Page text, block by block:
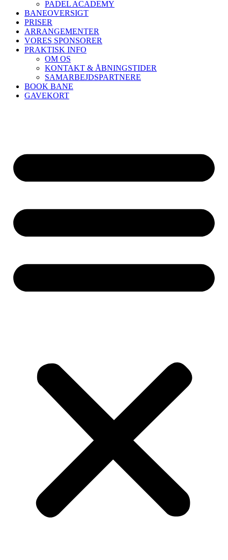
PADEL ACADEMY
BANEOVERSIGT
PRISER
ARRANGEMENTER
VORES SPONSORER
PRAKTISK INFO
OM OS
KONTAKT & ÅBNINGSTIDER
SAMARBEJDSPARTNERE
BOOK BANE
GAVEKORT